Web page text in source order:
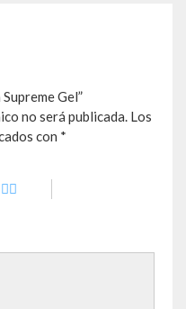
Gel”
no será publicada. Los
con *